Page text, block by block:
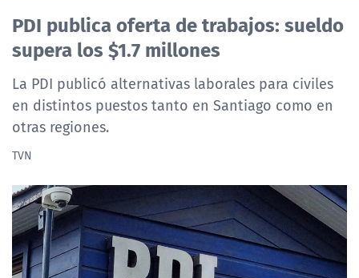
CASTING MASTERCHEF CHILE
CASTING TVN VERTICAL
TVN VERTICAL
TVN PLAY
TELESERIES
NTV
PDI publica oferta de trabajos: sueldo
supera los $1.7 millones
La PDI publicó alternativas laborales para civiles
en distintos puestos tanto en Santiago como en
otras regiones.
TVN